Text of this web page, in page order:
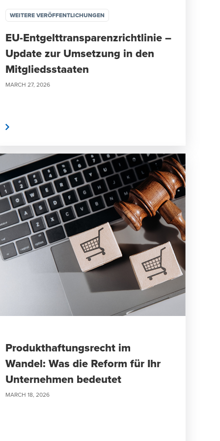
WEITERE VERÖFFENTLICHUNGEN
EU-Entgelttransparenzrichtlinie –
Update zur Umsetzung in den
Mitgliedsstaaten
MARCH 27, 2026
Produkthaftungsrecht im
Wandel: Was die Reform für Ihr
Unternehmen bedeutet
MARCH 18, 2026